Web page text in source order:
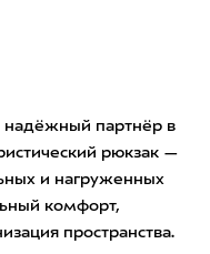
надёжный партнёр в
рюкзак —
и нагруженных
комфорт,
пространства.